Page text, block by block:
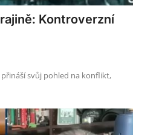
Kontroverzní
svůj pohled na konflikt,